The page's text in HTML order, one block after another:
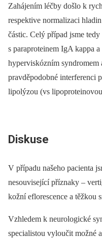
Zahájením léčby došlo k
respektive normalizaci
částic. Celý případ jsme
s paraproteinem IgA kappa
hyperviskózním syndromem
pravděpodobné interferenci
lipolýzou (vs
Diskuse
V případu našeho pacienta
nesouvisející příznaky –⁠
kožní eflorescence a těžkou
Vzhledem k neurologické
specialistou vyloučit možné